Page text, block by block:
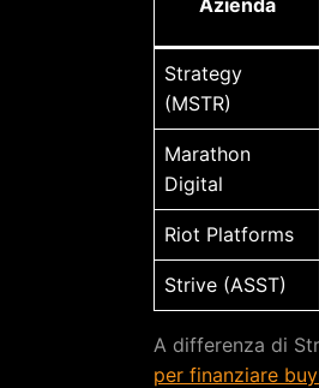
Strategy
(MSTR)
Marathon
Digital
Riot Platforms
Strive (ASST)
A differenza di
per finanziare